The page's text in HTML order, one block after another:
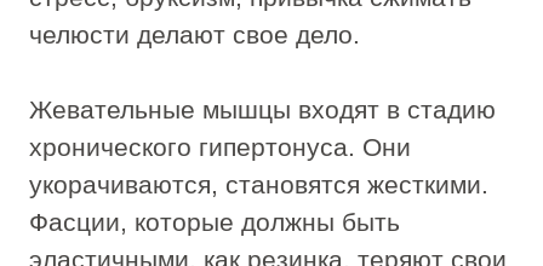
Однако процедура имеет свои тонкости,
которые требуют участия специалиста.
работает, опираясь на системное
понимание анатомии лица:
фасциальных линий, зоны
расположения лимфатических узлов и
сосудистых пучков. Это позволяет ему